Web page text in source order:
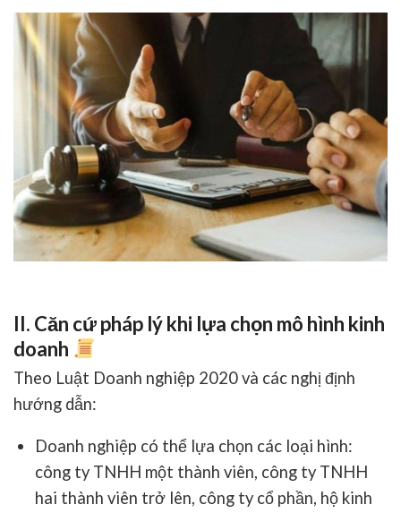
II. Căn cứ pháp lý khi lựa chọn mô hình kinh
doanh
Theo Luật Doanh nghiệp 2020và các nghị định
hướng dẫn:
Doanh nghiệp có thể lựa chọn các loại hình:
công ty TNHH một thành viên, công ty TNHH
hai thành viên trở lên, công ty cổ phần, hộ kinh